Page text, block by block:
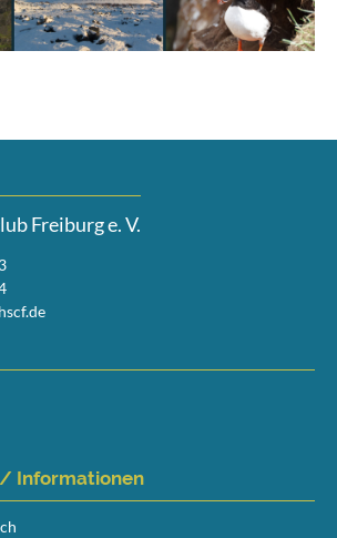
Freiburg e. V.
Informationen